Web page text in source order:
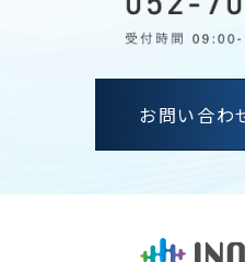
お問い合わ